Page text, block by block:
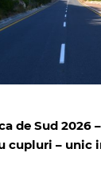
de Sud 2026
cupluri – unic